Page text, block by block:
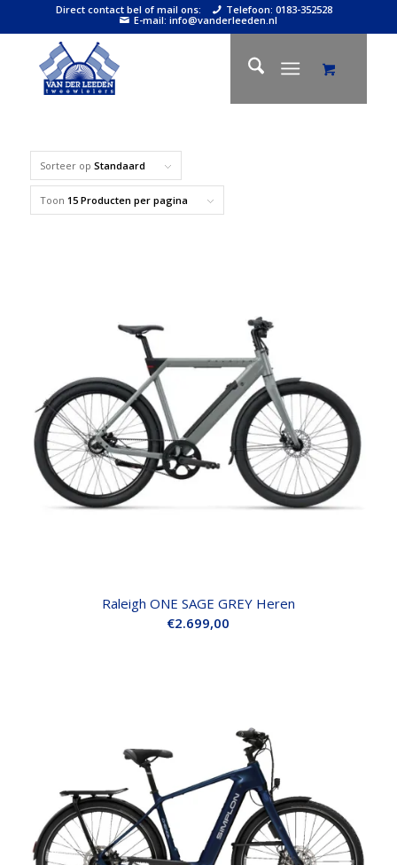
Direct contact bel of mail ons:
Telefoon: 0183-352528
E-mail: info@vanderleeden.nl
Sorteer op Standaard
Toon 15 Producten per pagina
Raleigh ONE SAGE GREY Heren
€2.699,00